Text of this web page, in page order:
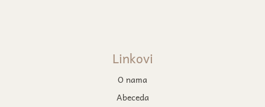
Linkovi
O nama
Abeceda